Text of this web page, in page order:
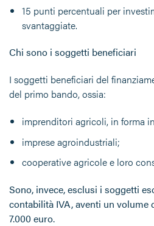
15 punti percentuali per
svantaggiate.
Chi sono i soggetti beneficiari
I soggetti beneficiari del
del primo bando, ossia:
imprenditori agricoli, in forma
imprese agroindustriali;
cooperative agricole e loro
Sono, invece, esclusi i soggetti
contabilità IVA, aventi un volume
7.000 euro.